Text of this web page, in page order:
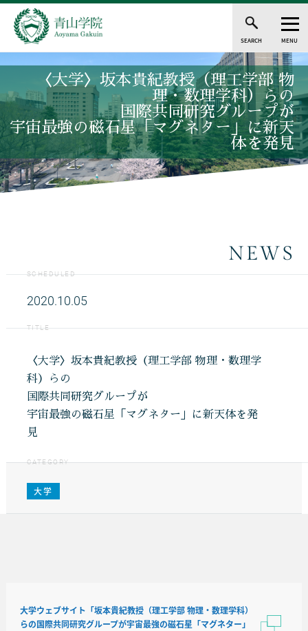
SEARCH MENU
〈大学〉坂本貴紀教授（理工学部 物
理・数理学科）らの
国際共同研究グループが
宇宙最強の磁石星「マグネター」に新天
体を発見
NEWS
SCHEDULED
2020.10.05
TITLE
〈大学〉坂本貴紀教授（理工学部 物理・数理学
科）らの
国際共同研究グループが
宇宙最強の磁石星「マグネター」に新天体を発
見
CATEGORY
大学
大学ウェブサイト「坂本貴紀教授（理工学部 物理・数理学科）
らの国際共同研究グループが宇宙最強の磁石星「マグネター」